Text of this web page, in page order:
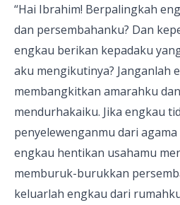
“Hai Ibrahim! Berpalingkah
dan persembahanku? Dan
engkau berikan kepadaku
aku mengikutinya? Janganlah
membangkitkan amarahku
mendurhakaiku. Jika engkau
penyelewenganmu dari
engkau hentikan usahamu
memburuk-burukkan
keluarlah engkau dari